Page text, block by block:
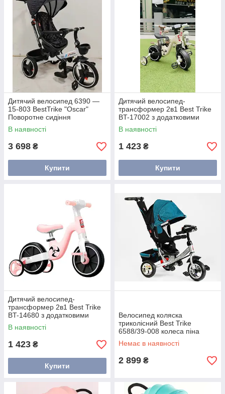
Дитячий велосипед 6390 —
15-803 BestTrike "Oscar"
Поворотне сидіння
В наявності
3 698 ₴
Купити
Дитячий велосипед-
трансформер 2в1 Best Trike
BT-17002 з додатковими
колесами українське
озвучування білий
В наявності
1 423 ₴
Купити
Дитячий велосипед-
трансформер 2в1 Best Trike
BT-14680 з додатковими
колесами українське
озвучування рожевий
В наявності
1 423 ₴
Купити
Велосипед коляска
триколісний Best Trike
6588/39-008 колеса піна
смарагд
Немає в наявності
2 899 ₴